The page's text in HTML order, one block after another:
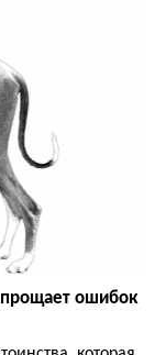
прощает ошибок